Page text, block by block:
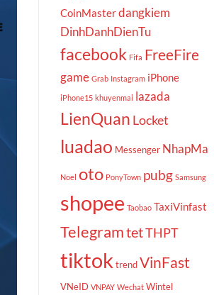
CoinMaster dangkiem
DinhDanhDienTu
facebook Fifa FreeFire
game Grab Instagram iPhone
iPhone15 khuyenmai lazada
LienQuan Locket
luadao Messenger NhapMa
Noel oto PonyTown pubg Samsung
shopee Taobao TaxiVinfast
TelegramtetTHPT
tiktok trend VinFast
VNeID VNPAY Wechat Wintel